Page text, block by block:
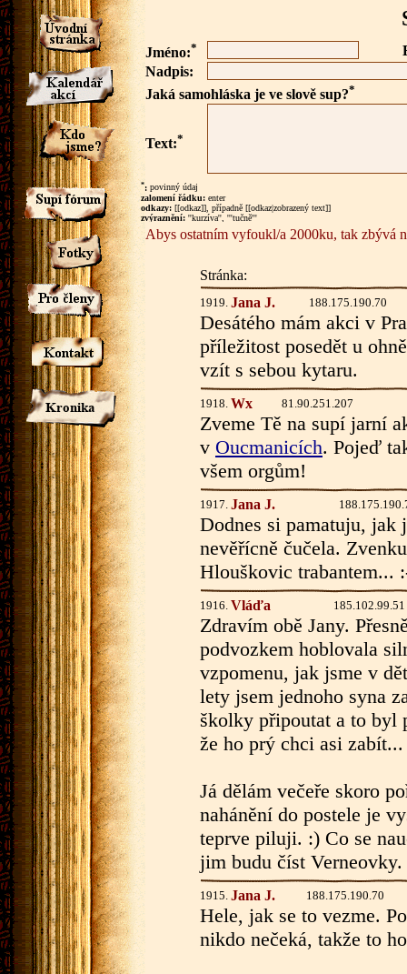
Jméno:*
Nadpis:
Jaká samohláska je ve slově sup?*
Text:*
*: povinný údaj
zalomení řádku: enter
odkazy: [[odkaz]], případně [[odkaz|zobrazený text]]
zvýraznění: ''kurzíva'', '''tučně'''
Abys ostatním vyfoukl/a 2000ku, tak zbývá
Stránka:
1919. Jana J. 188.175.190.70
Desátého mám akci v
příležitost posedět u
vzít s sebou kytaru.
1918. Wx 81.90.251.207
Zveme Tě na supí jarní
v Oucmanicích. Pojeď
všem orgům!
1917. Jana J.
Dodnes si pamatuju, jak
nevěřícně čučela.
Hlouškovic trabantem...
1916. Vláďa 185.102.99.51
Zdravím obě Jany.
podvozkem hoblovala
vzpomenu, jak jsme v
lety jsem jednoho syna
školky připoutat a to byl
že ho prý chci asi
Já dělám večeře skoro
nahánění do postele je
teprve piluji. :) Co se
jim budu číst Verneovky.
1915. Jana J. 188.175.190.70
Hele, jak se to vezme.
nikdo nečeká, takže to